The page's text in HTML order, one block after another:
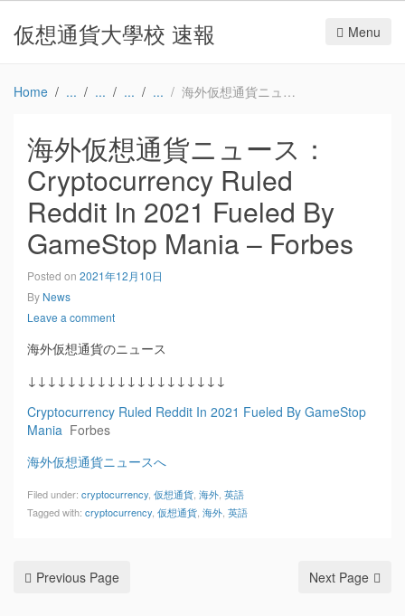
仮想通貨大學校 速報 Menu
Home 海外仮想通貨ニュース：Cryptocurrency Ruled Reddit In 2021 Fueled By GameStop Mania – Forbes
海外仮想通貨ニュース：
Cryptocurrency Ruled
Reddit In 2021 Fueled By
GameStop Mania – Forbes
Posted on 2021年12月10日
By News
Leave a comment
海外仮想通貨のニュース
↓↓↓↓↓↓↓↓↓↓↓↓↓↓↓↓↓↓↓↓
Cryptocurrency Ruled Reddit In 2021 Fueled By GameStop
Mania Forbes
海外仮想通貨ニュースへ
Filed under: cryptocurrency 仮想通貨 海外 英語
Tagged with: cryptocurrency 仮想通貨 海外 英語
Previous Page Next Page